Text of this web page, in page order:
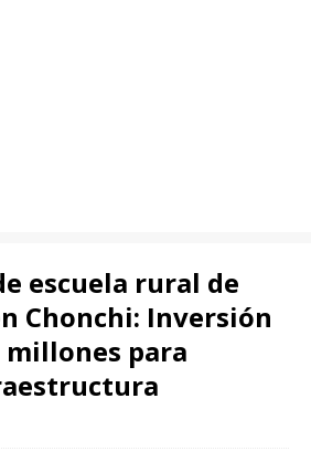
escuela rural de
Chonchi: Inversión
millones para